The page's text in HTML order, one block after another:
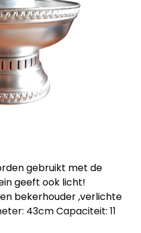
gebruikt met de
geeft ook licht!
bekerhouder ,verlichte
43cm Capaciteit: 11